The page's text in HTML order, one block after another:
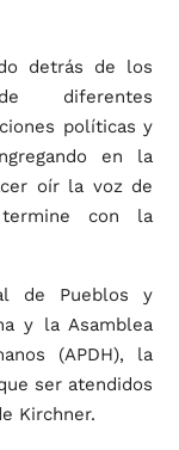
detrás de los
diferentes
políticas y
en la
oír la voz de
con la
de Pueblos y
y la Asamblea
(APDH), la
ser atendidos
Kirchner.